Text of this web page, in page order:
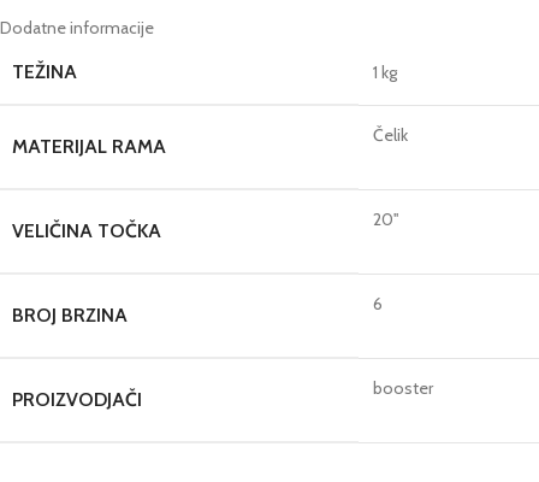
Dodatne informacije
TEŽINA 1 kg
MATERIJAL RAMA Čelik
VELIČINA TOČKA 20''
BROJ BRZINA 6
PROIZVODJAČI booster